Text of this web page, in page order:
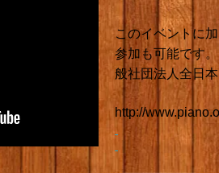
このイベントに
参加も可能です
般社団法人全日
http://